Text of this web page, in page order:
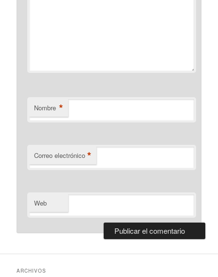
Nombre *
Correo electrónico *
Web
ARCHIVOS